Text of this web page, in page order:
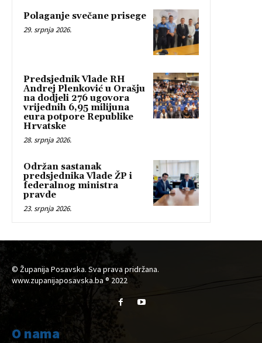
Polaganje svečane prisege
29. srpnja 2026.
Predsjednik Vlade RH
Andrej Plenković u Orašju
na dodjeli 276 ugovora
vrijednih 6,95 milijuna
eura potpore Republike
Hrvatske
28. srpnja 2026.
Održan sastanak
predsjednika Vlade ŽP i
federalnog ministra
pravde
23. srpnja 2026.
© Županija Posavska. Sva prava pridržana.
www.zupanijaposavska.ba ® 2022
O nama